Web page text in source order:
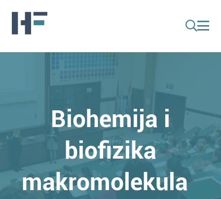
Biohemija i
biofizika
makromolekula